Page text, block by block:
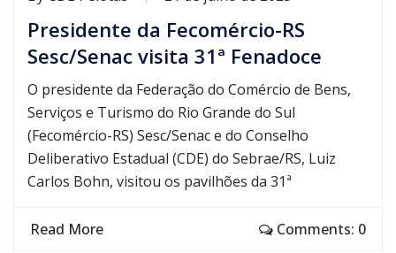
Presidente da Fecomércio-RS
Sesc/Senac visita 31ª Fenadoce
O presidente da Federação do Comércio de Bens,
Serviços e Turismo do Rio Grande do Sul
(Fecomércio-RS) Sesc/Senac e do Conselho
Deliberativo Estadual (CDE) do Sebrae/RS, Luiz
Carlos Bohn, visitou os pavilhões da 31ª
Read More Comments: 0